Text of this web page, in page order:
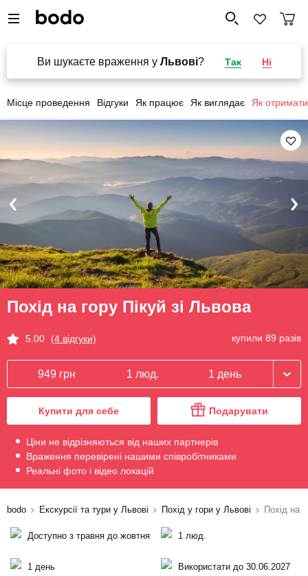
Ви шукаєте враження у Львові? Так Ні
Місце проведення Відгуки Як працює Як виглядає Як отримати
Похід на гору Пікуй зі Львова
5.00 (4 відгуки) купили 89 разів
949 грн 1 люд. 1 день
Купити для себе Подарувати
Ціни не відрізняються від наших партнерів
Враження перевірені нашими співробітниками
Реальні фото і відео локацій
bodo Екскурсії та тури у Львові Похід у гори у Львові Похід на
Доступно з травня до жовтня 1 люд.
1 день Використати до 30.06.2027